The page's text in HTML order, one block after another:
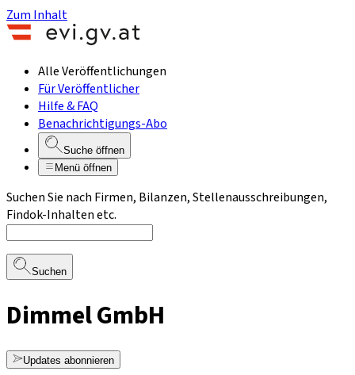
Zum Inhalt
Alle Veröffentlichungen
Für Veröffentlicher
Hilfe & FAQ
Benachrichtigungs-Abo
Suche öffnen
Menü öffnen
Suchen Sie nach Firmen, Bilanzen, Stellenausschreibungen,
Findok-Inhalten etc.
Suchen
Dimmel GmbH
Updates abonnieren